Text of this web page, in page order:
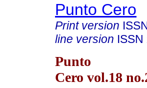
Punto Cero
Print version
line version ISSN
Punto
Cero vol.18